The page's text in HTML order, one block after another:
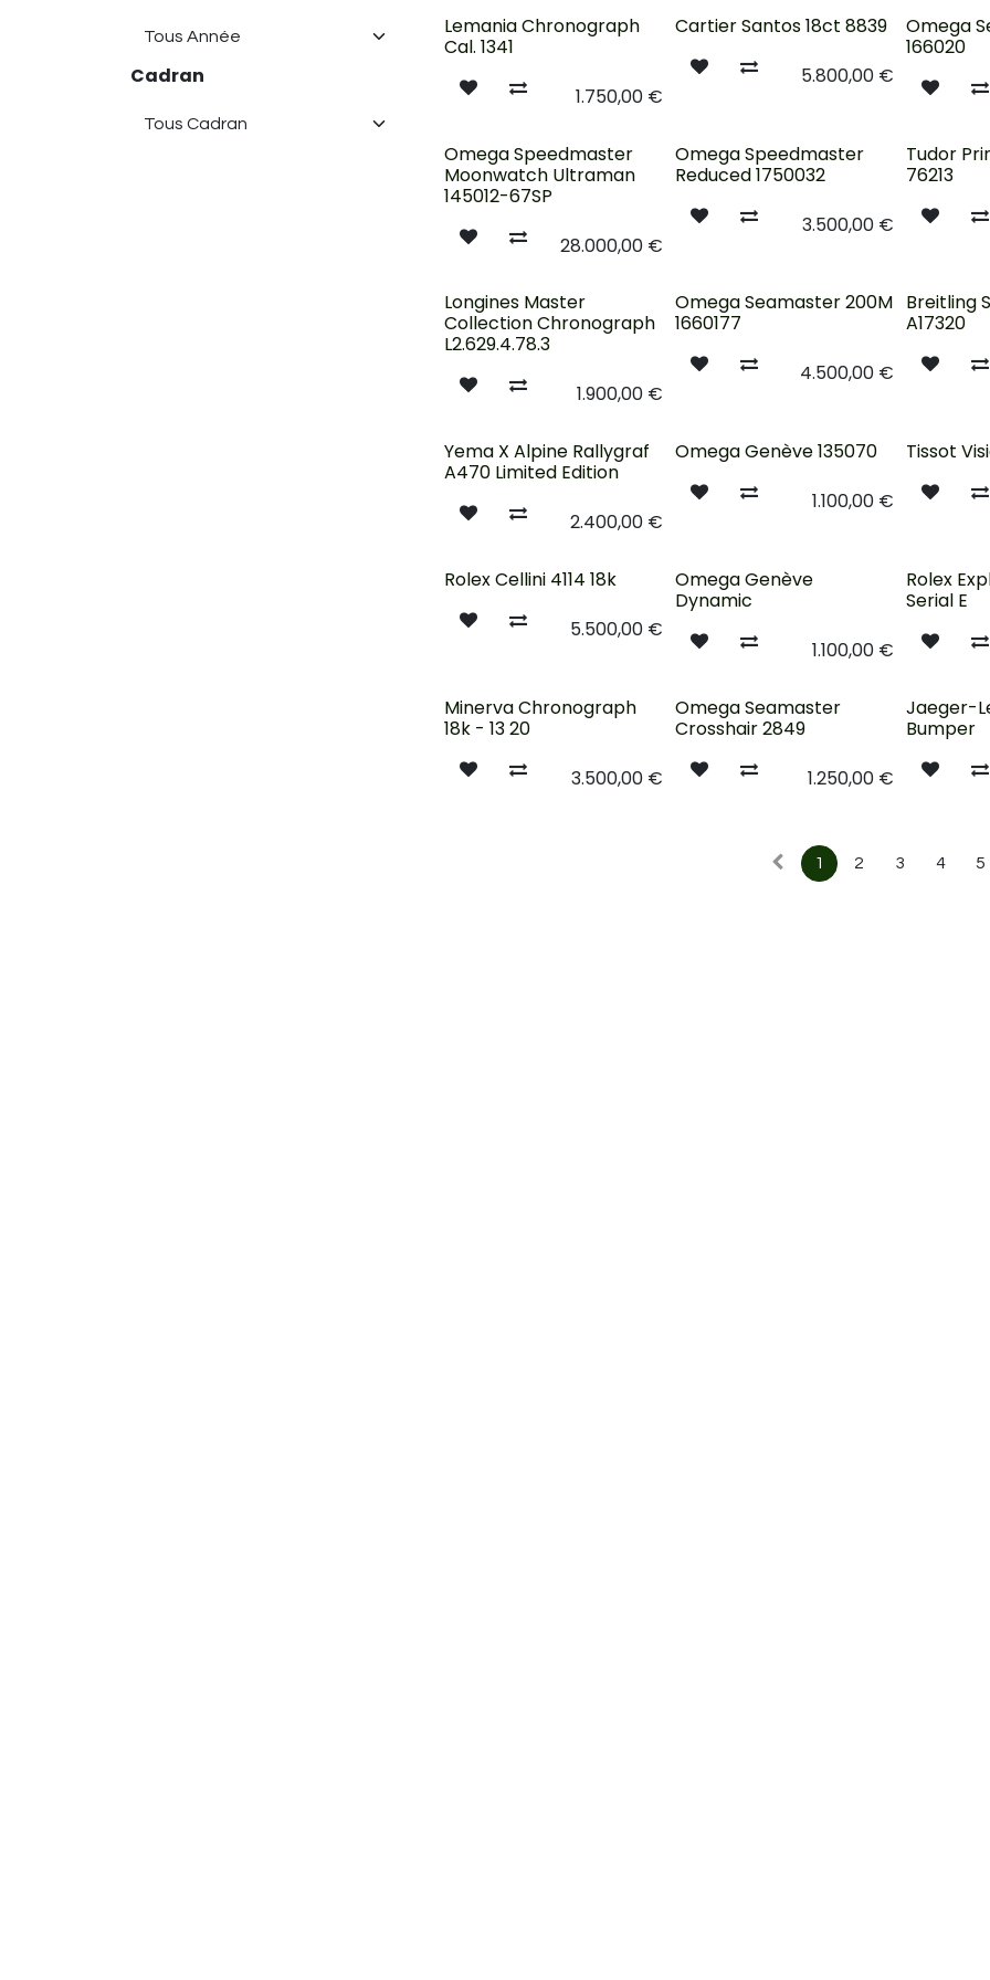
Cadran Nouveau !
Lemania Chronograph
Cal. 1341
1.750,00€
Nouveau !
Cartier Santos 18ct 8839
5.800,00€ Nouveau !
Omega
166020
Nouveau !
Omega Speedmaster
Moonwatch Ultraman
145012-67SP
28.000,00€
Épuisé
Omega Speedmaster
Reduced 1750032
3.500,00€
Nouveau !
Tudor
76213
Épuisé
Longines Master
Collection Chronograph
L2.629.4.78.3
1.900,00€
Nouveau !
Omega Seamaster 200M
1660177
4.500,00€
Épuisé
Breitling
A17320
Yema X Alpine Rallygraf
A470 Limited Edition
2.400,00€
Épuisé
Omega Genève 135070
1.100,00€
Tissot
Épuisé
Rolex Cellini 4114 18k
5.500,00€
Omega Genève
Dynamic
1.100,00€
Rolex
Serial E
Minerva Chronograph
18k - 13 20
3.500,00€
Épuisé
Omega Seamaster
Crosshair 2849
1.250,00€
Épuisé
Jaeger-
Bumper
1 2 3 4 5